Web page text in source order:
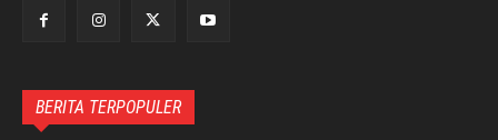
BERITA TERPOPULER